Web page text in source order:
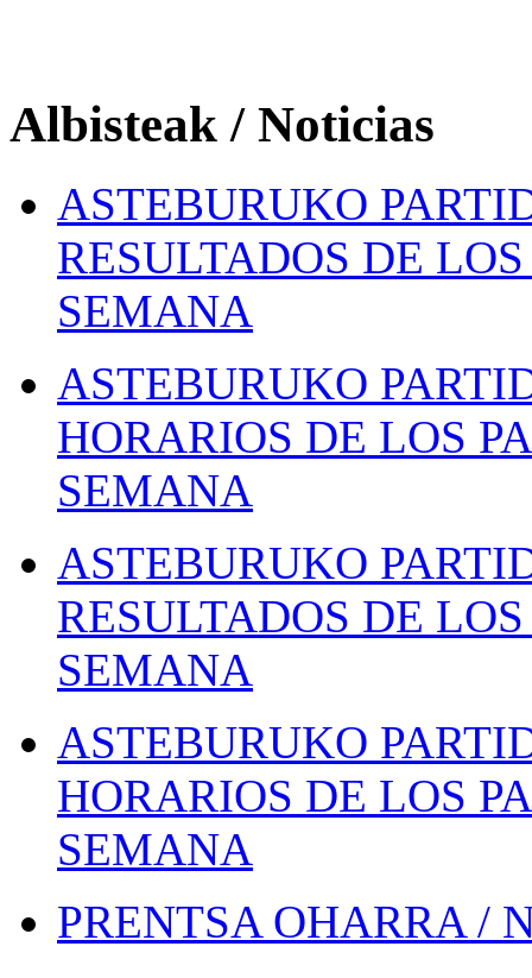
Albisteak / Noticias
ASTEBURUKO
RESULTADOS DE
SEMANA
ASTEBURUKO
HORARIOS DE LOS
SEMANA
ASTEBURUKO
RESULTADOS DE
SEMANA
ASTEBURUKO
HORARIOS DE LOS
SEMANA
PRENTSA OHARRA /